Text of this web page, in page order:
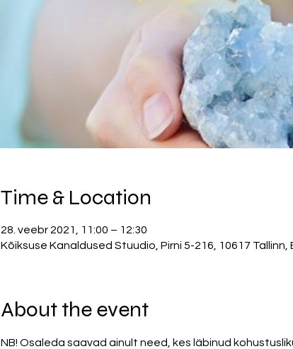
Time & Location
28. veebr 2021, 11:00 – 12:30
Kõiksuse Kanaldused Stuudio, Pirni 5-216, 10617 Tallinn,
About the event
NB! Osaleda saavad ainult need, kes läbinud